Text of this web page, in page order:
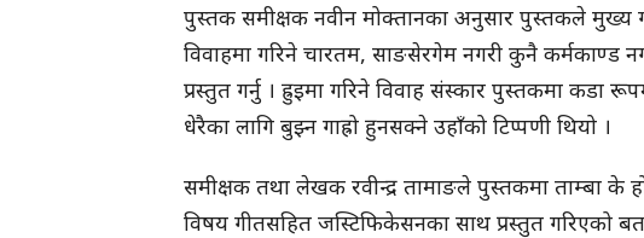
पुस्तक समीक्षक नवीन मोक्तानका अनुसार पुस्तकले मुख्य
विवाहमा गरिने चारतम, साङसेरगेम नगरी कुनै कर्मकाण्ड
प्रस्तुत गर्नु । ह्रुइमा गरिने विवाह संस्कार पुस्तकमा कडा
धेरैका लागि बुझ्न गाह्रो हुनसक्ने उहाँको टिप्पणी थियो ।
समीक्षक तथा लेखक रवीन्द्र तामाङले पुस्तकमा ताम्बा के
विषय गीतसहित जस्टिफिकेसनका साथ प्रस्तुत गरिएको